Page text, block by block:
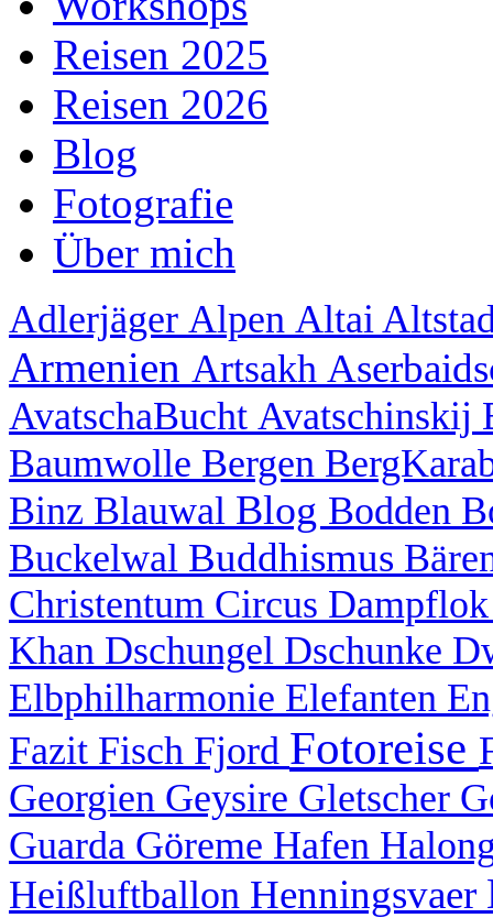
Reisen 2025
Reisen 2026
Blog
Fotografie
Über mich
Adlerjäger Alpen Altai
Armenien Artsakh
AvatschaBucht Avatschinskij
Baumwolle Bergen
Binz Blauwal Blog Bodden
Buckelwal Buddhismus
Christentum Circus
Khan Dschungel Dschunke
Elbphilharmonie Elefanten
Fazit Fisch Fjord Fotoreise
Georgien Geysire Gletscher
Guarda Göreme Hafen
Heißluftballon Henningsvaer